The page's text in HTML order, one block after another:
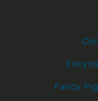
Fancy